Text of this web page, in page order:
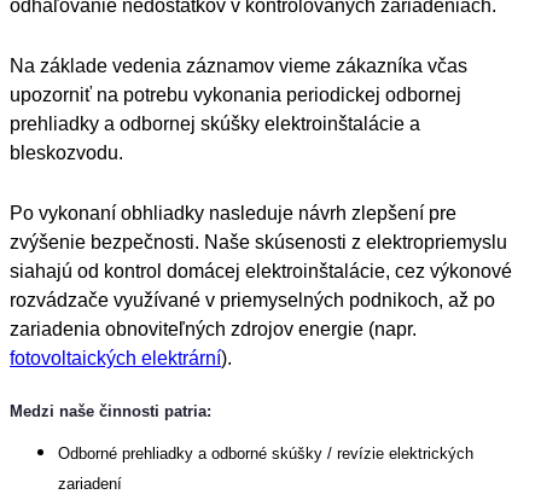
odhaľovanie nedostatkov v kontrolovaných zariadeniach.
Na základe vedenia záznamov vieme zákazníka včas
upozorniť na potrebu vykonania periodickej odbornej
prehliadky a odbornej skúšky elektroinštalácie a
bleskozvodu.
Po vykonaní obhliadky nasleduje návrh zlepšení pre
zvýšenie bezpečnosti. Naše skúsenosti z elektropriemyslu
siahajú od kontrol domácej elektroinštalácie, cez výkonové
rozvádzače využívané v priemyselných podnikoch, až po
zariadenia obnoviteľných zdrojov energie (napr.
fotovoltaických elektrární).
Medzi naše činnosti patria:
Odborné prehliadky a odborné skúšky / revízie elektrických
zariadení